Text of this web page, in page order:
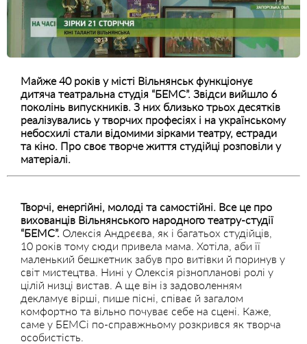
Майже 40 років у місті Вільнянськ функціонує
дитяча театральна студія “БЕМС”. Звідси вийшло 6
поколінь випускників. З них близько трьох десятків
реалізувались у творчих професіях і на українському
небосхилі стали відомими зірками театру, естради
та кіно. Про своє творче життя студійці розповіли у
матеріалі.
Творчі, енергійні, молоді та самостійні. Все це про
вихованців Вільнянського народного театру-студії
“БЕМС”. Олексія Андрєєва, як і багатьох студійців,
10 років тому сюди привела мама. Хотіла, аби її
маленький бешкетник забув про витівки й поринув у
світ мистецтва. Нині у Олексія різнопланові ролі у
цілій низці вистав. А ще він із задоволенням
декламує вірші, пише пісні, співає й загалом
комфортно та вільно почуває себе на сцені. Каже,
саме у БЕМСі по-справжньому розкрився як творча
особистість.